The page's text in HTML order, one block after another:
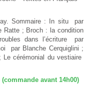
Sommaire : In situ par
Ratte ; Broch : la condition
dans l’écriture par
par Blanche Cerquiglini ;
cérémonial du vestiaire
avant 14h00)